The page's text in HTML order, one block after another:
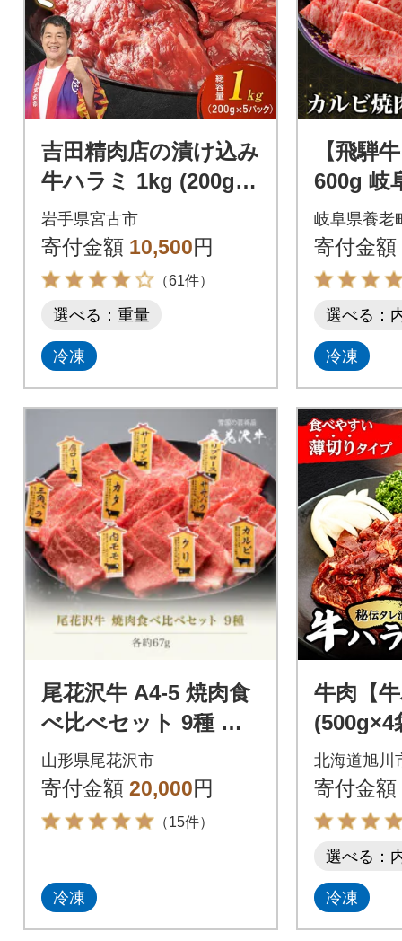
吉田精肉店の漬け込み
牛ハラミ 1kg (200g×5
P)
岩手県宮古市
寄付金額 10,500円
（61件）
選べる：重量
冷凍
【飛騨
600g 岐
牛 BBQ
岐阜県養老
寄付金額
選べる：
冷凍
尾花沢牛 A4-5 焼肉食
べ比べセット 9種 約3
～4人前 サーロイン
カルビ モモ などをお
届け
山形県尾花沢市
寄付金額 20,000円
（15件）
冷凍
牛肉【
(500g×4
伝の味
け 牛サ
北海道旭川
寄付金額
選べる：
冷凍